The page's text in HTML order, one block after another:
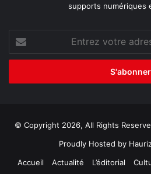
supports numériques
votre
adresse
© Copyright 2026, All Rights
Proudly Hosted by
Accueil
Actualité L’éditorial